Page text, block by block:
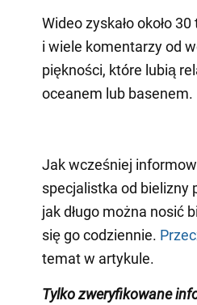
Wideo zyskało około
i wiele komentarzy od
piękności, które lubią
oceanem lub basenem.
Jak wcześniej
specjalistka od bielizny
jak długo można nosić
się go codziennie.
temat w artykule.
Tylko zweryfikowane